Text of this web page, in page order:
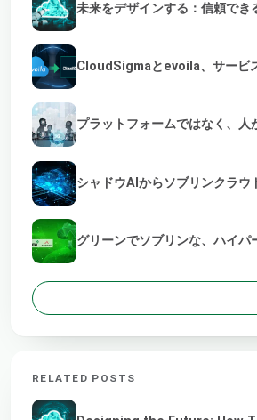
未来をデザインする：信頼で
CloudSigmaとevoila、サービ
プラットフォームではなく、人
シャドウAIからソブリンクラ
グリーンでソブリンな、ハイ
RELATED POSTS